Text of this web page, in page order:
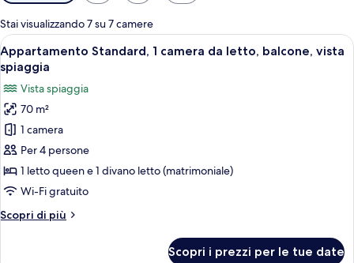
per
le
camere
Stai visualizzando 7 su 7 camere
Apri
tutte
le
foto
per
Appartamento
Standard,
1
camera
letto,
Un tavolo rotondo con sedie in
9
Appartamento Standard, 1 camera da letto, balcone, vista
spiaggia
Vista spiaggia
70 m²
1 camera
Per 4 persone
1 letto queen e 1 divano letto (matrimoniale)
Wi-Fi gratuito
Scopri di più
Altri
Scopri i prezzi per le tue date